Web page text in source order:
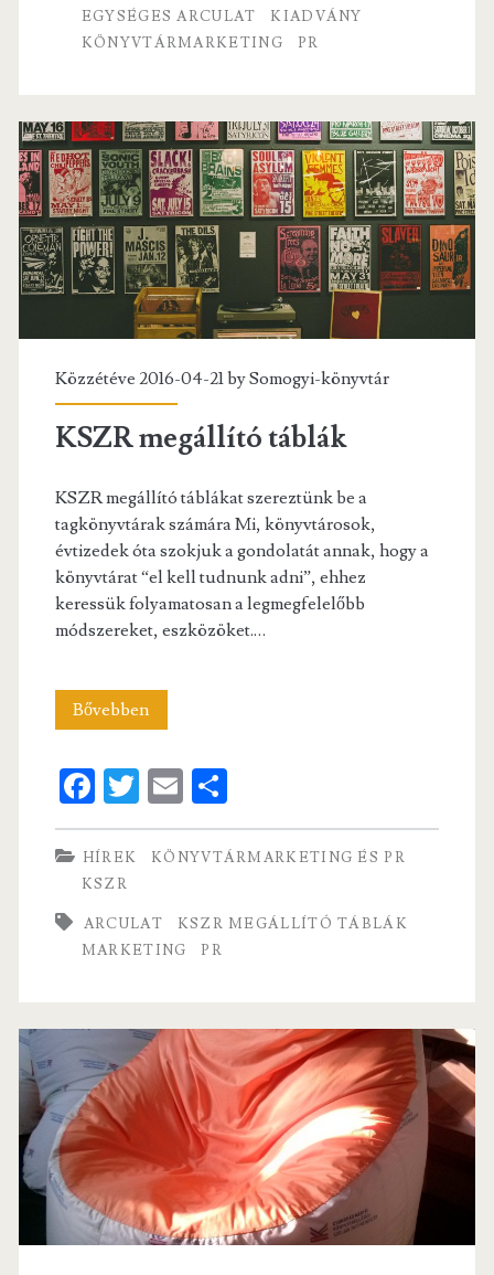
EGYSÉGES ARCULAT
KIADVÁNY
KÖNYVTÁRMARKETING
PR
Közzétéve 2016-04-21 bySomogyi-könyvtár
KSZR megállító táblák
KSZR megállító táblákat szereztünk be a
tagkönyvtárak számára Mi, könyvtárosok,
évtizedek óta szokjuk a gondolatát annak, hogy a
könyvtárat “el kell tudnunk adni”, ehhez
keressük folyamatosan a legmegfelelőbb
módszereket, eszközöket.…
BővebbenKSZR
táblák
Fa
ce
b
o
o
k
T
w
itt
E
m
ai
S
ha
re
HÍREK
KÖNYVTÁRMARKETING ÉS PR
KSZR
ARCULAT
KSZR MEGÁLLÍTÓ TÁBLÁK
MARKETING
PR